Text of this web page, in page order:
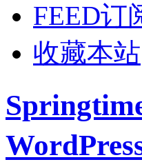
FEED订
收藏本站